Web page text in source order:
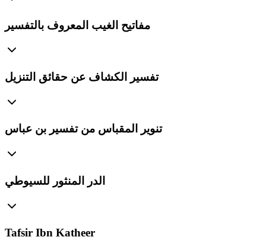
مفاتيح الغيب المعروف بالتفسير
تفسير الكشاف عن حقائق التنزيل
تنوير المقباس من تفسير بن عباس
الدر المنثور للسيوطي
Tafsir Ibn Katheer